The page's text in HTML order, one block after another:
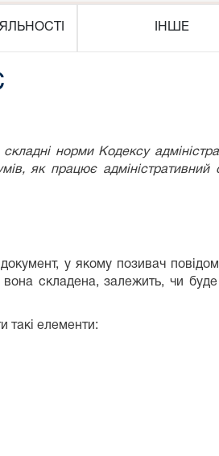
ІНШЕ
норми Кодексу
як працює адміністративний
у якому позивач
складена, залежить, чи
такі елементи: